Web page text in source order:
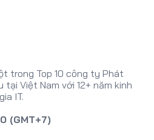
trong Top 10 công ty Phát
Việt Nam với 12+ năm kinh
IT.
(GMT+7)